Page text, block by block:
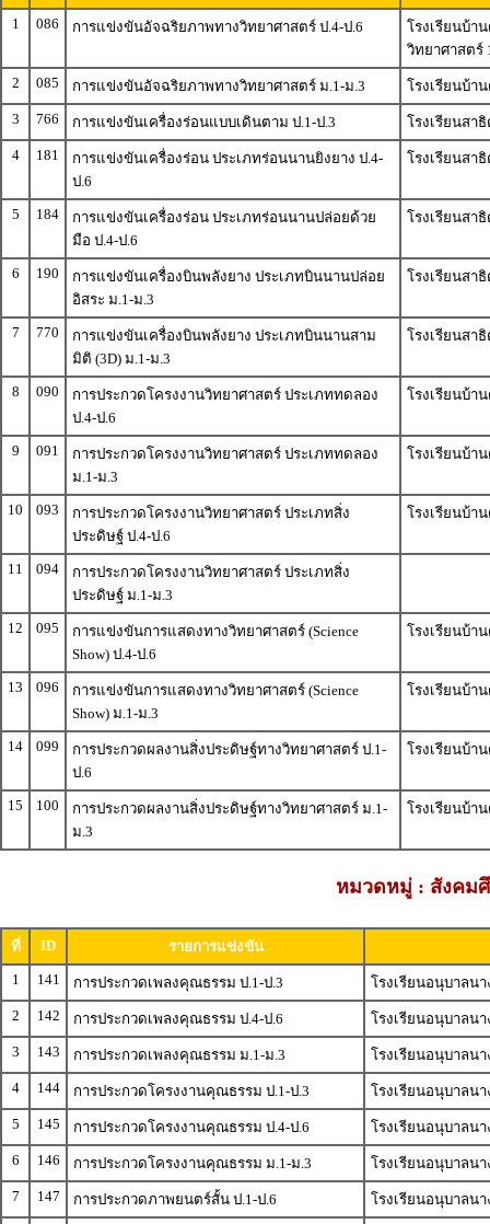
1
086 การแข่งขันอัจฉริยภาพทางวิทยาศาสตร์ ป.4-ป.6
โรงเรียนบ้า
วิทยาศาสตร์
2
085 การแข่งขันอัจฉริยภาพทางวิทยาศาสตร์ ม.1-ม.3
โรงเรียนบ้า
3
766 การแข่งขันเครื่องร่อนแบบเดินตาม ป.1-ป.3
โรงเรียนสา
4
181
การแข่งขันเครื่องร่อน ประเภทร่อนนานยิงยาง ป.4-
ป.6
โรงเรียนสา
5 184
การแข่งขันเครื่องร่อน ประเภทร่อนนานปล่อยด้วย
มือ ป.4-ป.6
โรงเรียนสา
6 190
การแข่งขันเครื่องบินพลังยาง ประเภทบินนานปล่อย
อิสระ ม.1-ม.3
โรงเรียนสา
7 770
การแข่งขันเครื่องบินพลังยาง ประเภทบินนานสาม
มิติ (3D) ม.1-ม.3
โรงเรียนสา
8 090
การประกวดโครงงานวิทยาศาสตร์ ประเภททดลอง
ป.4-ป.6
โรงเรียนบ้า
9 091
การประกวดโครงงานวิทยาศาสตร์ ประเภททดลอง
ม.1-ม.3
โรงเรียนบ้า
10 093
การประกวดโครงงานวิทยาศาสตร์ ประเภทสิ่ง
ประดิษฐ์ ป.4-ป.6
โรงเรียนบ้า
11 094
การประกวดโครงงานวิทยาศาสตร์ ประเภทสิ่ง
ประดิษฐ์ ม.1-ม.3
12
095
การแข่งขันการแสดงทางวิทยาศาสตร์ (Science
Show) ป.4-ป.6
โรงเรียนบ้า
13 096
การแข่งขันการแสดงทางวิทยาศาสตร์ (Science
Show) ม.1-ม.3
โรงเรียนบ้า
14 099
การประกวดผลงานสิ่งประดิษฐ์ทางวิทยาศาสตร์ ป.1-
ป.6
โรงเรียนบ้า
15 100
การประกวดผลงานสิ่งประดิษฐ์ทางวิทยาศาสตร์ ม.1-
ม.3
โรงเรียนบ้า
หมวดหมู่ : สังคม
ที่ ID
รายการแข่งขัน
1
141 การประกวดเพลงคุณธรรม ป.1-ป.3
โรงเรียนอนุบาลน
2
142 การประกวดเพลงคุณธรรม ป.4-ป.6
โรงเรียนอนุบาลน
3
143 การประกวดเพลงคุณธรรม ม.1-ม.3
โรงเรียนอนุบาลน
4
144 การประกวดโครงงานคุณธรรม ป.1-ป.3
โรงเรียนอนุบาลน
5
145 การประกวดโครงงานคุณธรรม ป.4-ป.6
โรงเรียนอนุบาลน
6
146 การประกวดโครงงานคุณธรรม ม.1-ม.3
โรงเรียนอนุบาลน
7
147 การประกวดภาพยนตร์สั้น ป.1-ป.6
โรงเรียนอนุบาลน